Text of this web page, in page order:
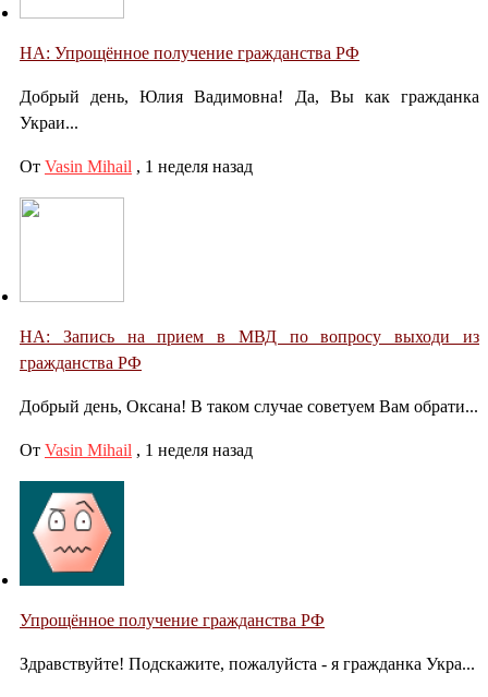
НА: Упрощённое получение гражданства РФ
Добрый день, Юлия Вадимовна! Да, Вы как гражданка
Украи...
От Vasin Mihail , 1 неделя назад
НА: Запись на прием в МВД по вопросу выходи из
гражданства РФ
Добрый день, Оксана! В таком случае советуем Вам обрати...
От Vasin Mihail , 1 неделя назад
Упрощённое получение гражданства РФ
Здравствуйте! Подскажите, пожалуйста - я гражданка Укра...